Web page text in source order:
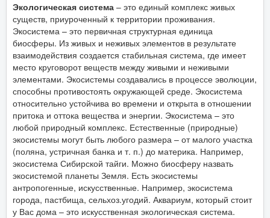
Экологическая система – это единый комплекс живых
существ, приуроченный к территории проживания.
Экосистема – это первичная структурная единица
биосферы. Из живых и неживых элементов в результате
взаимодействия создается стабильная система, где имеет
место круговорот веществ между живыми и неживыми
элементами. Экосистемы создавались в процессе эволюции,
способны противостоять окружающей среде. Экосистема
относительно устойчива во времени и открыта в отношении
притока и оттока вещества и энергии. Экосистема – это
любой природный комплекс. Естественные (природные)
экосистемы могут быть любого размера – от малого участка
(поляна, устричная банка и т. п.) до материка. Например,
экосистема Сибирской тайги. Можно биосферу назвать
экосистемой планеты Земля. Есть экосистемы
антропогенные, искусственные. Например, экосистема
города, пастбища, сельхоз.угодий. Аквариум, который стоит
у Вас дома – это искусственная экологическая система.